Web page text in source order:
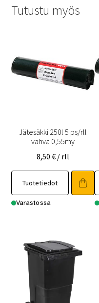
Tutustu myös
Jätesäkki 250l 5 ps/rll
vahva 0,55my
8,50 € / rll
Tuotetiedot
Varastossa